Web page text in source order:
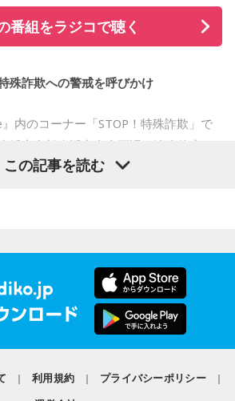
て千里帰る」という言い伝えから、旅
い日とされています。
ともあり、旅行や帰省を予定している
のためには、天候や交通情報を確認
ジュールを立てることが何より大切で
うな予定をこの日に合わせる人もいま
習い事を始める
のはやっぱりミュージックビデオがあ
うのだけれど。バラード曲で花火って
んだよね！
APPLE大森元貴、藤澤涼架、若
番組をラジコで聴く
殊詐欺への警戒を呼びかけ
内のコーナー「STOP！特殊詐欺」で
活安全部生活安全企画課の渡邉佳彦さ
発生に便乗した悪質な犯罪への注意を
被災者の不安や善意につけ込む犯罪が
とが紹介されました。
や義援金詐欺
は被災した住宅を訪問し、家屋修繕や
て高額な契約を迫る悪質商法が発生す
しました。
この記事を読む
利用規約
プライバシーポリシー